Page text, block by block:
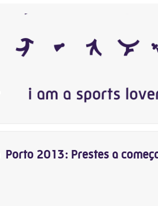
Porto 2013: Prestes a